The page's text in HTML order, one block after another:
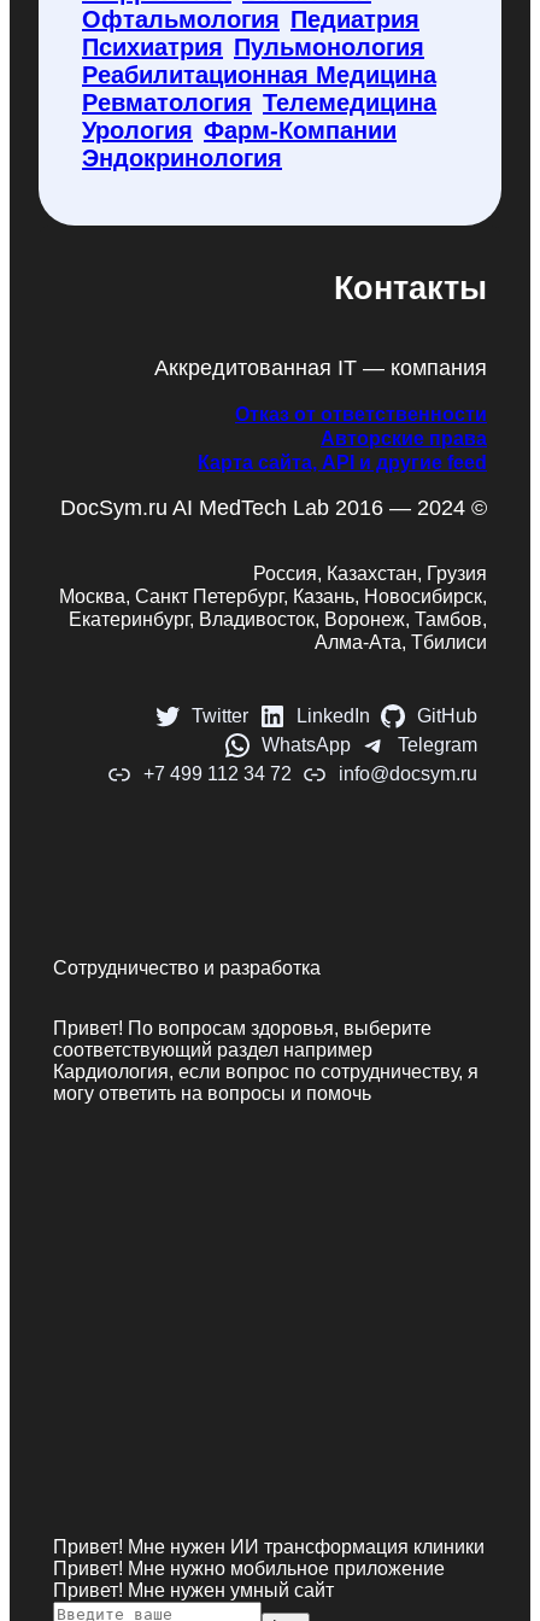
Офтальмология Педиатрия
Психиатрия Пульмонология
Реабилитационная Медицина
Ревматология Телемедицина
Урология Фарм-Компании
Эндокринология
Контакты
Аккредитованная IT — компания
Отказ от ответственности
Авторские права
Карта сайта, API и другие feed
DocSym.ru AI MedTech Lab 2016 — 2024 ©
Россия, Казахстан, Грузия
Москва, Санкт Петербург, Казань, Новосибирск,
Екатеринбург, Владивосток, Воронеж, Тамбов,
Алма-Ата, Тбилиси
Twitter LinkedIn
GitHub
WhatsApp
Telegram
+7 499 112 34 72
info@docsym.ru
Сотрудничество и разработка
Привет! По вопросам здоровья, выберите
соответствующий раздел например
Кардиология, если вопрос по сотрудничеству, я
могу ответить на вопросы и помочь
Привет! Мне нужен ИИ трансформация клиники
Привет! Мне нужно мобильное приложение
Привет! Мне нужен умный сайт